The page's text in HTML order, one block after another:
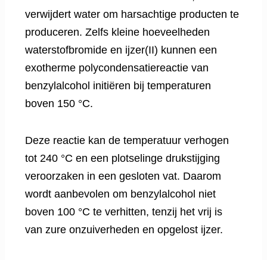
verwijdert water om harsachtige producten te
produceren. Zelfs kleine hoeveelheden
waterstofbromide en ijzer(II) kunnen een
exotherme polycondensatiereactie van
benzylalcohol initiëren bij temperaturen
boven 150 °C.
Deze reactie kan de temperatuur verhogen
tot 240 °C en een plotselinge drukstijging
veroorzaken in een gesloten vat. Daarom
wordt aanbevolen om benzylalcohol niet
boven 100 °C te verhitten, tenzij het vrij is
van zure onzuiverheden en opgelost ijzer.